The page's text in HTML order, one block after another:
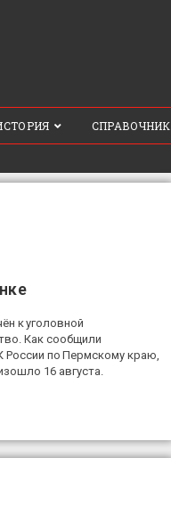
СПРАВОЧНИК
к уголовной
Как сообщили
России по Пермскому краю,
16 августа.